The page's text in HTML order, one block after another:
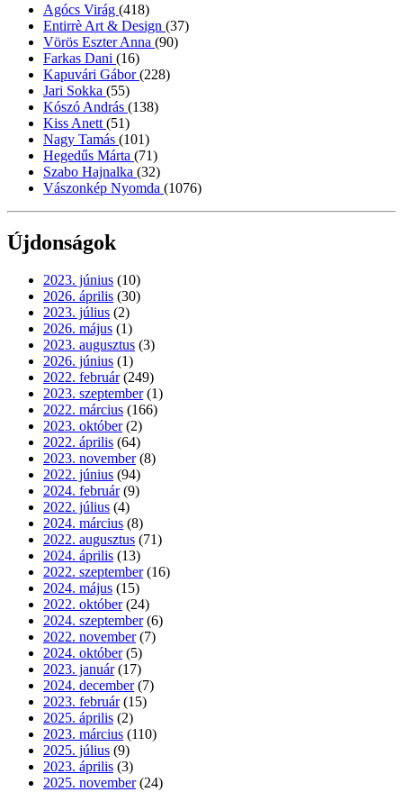
Agócs Virág (418)
Entirrè Art & Design (37)
Vörös Eszter Anna (90)
Farkas Dani (16)
Kapuvári Gábor(228)
Jari Sokka (55)
Kószó András (138)
Kiss Anett (51)
Nagy Tamás (101)
Hegedűs Márta (71)
Szabo Hajnalka (32)
Vászonkép Nyomda (1076)
Újdonságok
2023. június (10)
2026. április (30)
2023. július (2)
2026. május (1)
2023. augusztus (3)
2026. június (1)
2022. február (249)
2023. szeptember (1)
2022. március (166)
2023. október (2)
2022. április (64)
2023. november (8)
2022. június (94)
2024. február (9)
2022. július (4)
2024. március (8)
2022. augusztus (71)
2024. április (13)
2022. szeptember (16)
2024. május (15)
2022. október (24)
2024. szeptember (6)
2022. november (7)
2024. október (5)
2023. január (17)
2024. december (7)
2023. február (15)
2025. április (2)
2023. március (110)
2025. július (9)
2023. április (3)
2025. november (24)